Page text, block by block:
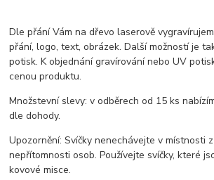
Dle přání Vám na dřevo laserově
přání, logo, text, obrázek. Další možností je
potisk. K objednání gravírování nebo UV
cenou produktu.
Množstevní slevy: v odběrech od 15 ks
dle dohody.
Upozornění: Svíčky nenechávejte v místnosti
nepřítomnosti osob. Používejte svíčky, které
kovové misce.